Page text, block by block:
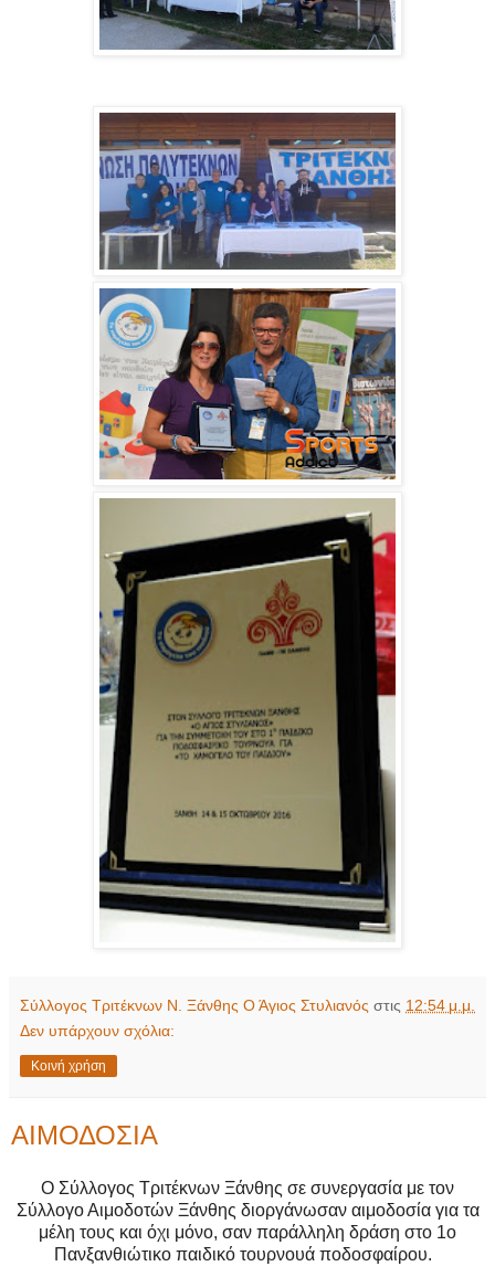
Σύλλογος Τριτέκνων Ν. Ξάνθης Ο Άγιος Στυλιανός στις 12:54 μ.μ.
Δεν υπάρχουν σχόλια:
Κοινή χρήση
ΑΙΜΟΔΟΣΙΑ
Ο Σύλλογος Τριτέκνων Ξάνθης σε συνεργασία με τον
Σύλλογο Αιμοδοτών Ξάνθης διοργάνωσαν αιμοδοσία για τα
μέλη τους και όχι μόνο, σαν παράλληλη δράση στο 1ο
Πανξανθιώτικο παιδικό τουρνουά ποδοσφαίρου.